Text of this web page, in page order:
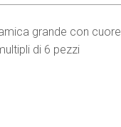
grande con cuore
di 6 pezzi